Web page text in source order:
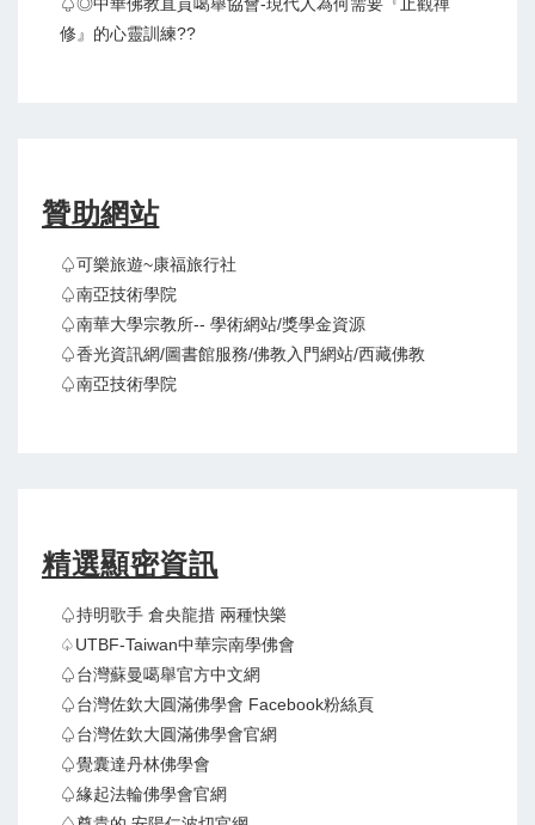
修』的心靈訓練??
贊助網站
♤可樂旅遊~康福旅行社
♤南亞技術學院
♤南華大學宗教所-- 學術網站/獎學金資源
♤香光資訊網/圖書館服務/佛教入門網站/西藏佛教
♤南亞技術學院
精選顯密資訊
♤持明歌手 倉央龍措 兩種快樂
♤UTBF-Taiwan中華宗南學佛會
♤台灣蘇曼噶舉官方中文網
♤台灣佐欽大圓滿佛學會 Facebook粉絲頁
♤台灣佐欽大圓滿佛學會官網
♤覺囊達丹林佛學會
♤緣起法輪佛學會官網